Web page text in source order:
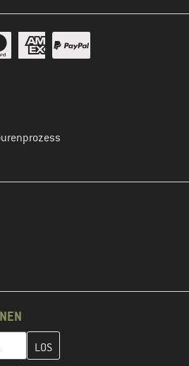
ein und erstelle im nächsten